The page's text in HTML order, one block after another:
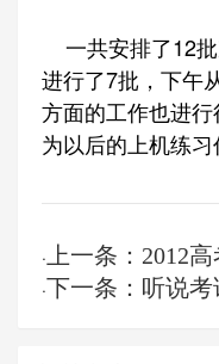
一共安排了12
进行了7批，下午
方面的工作也进
为以后的上机练习
· 上一条：2012
·下一条：听说